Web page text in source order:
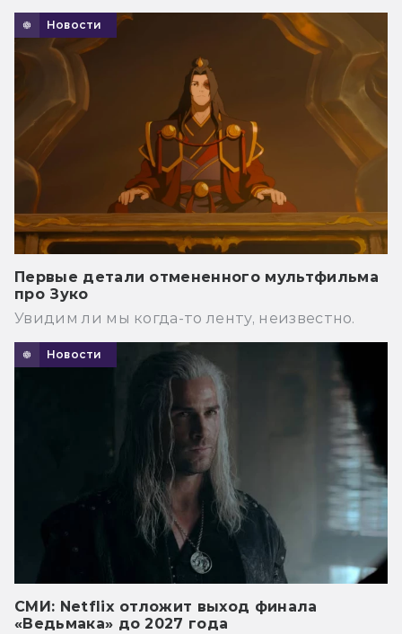
Новости
Первые детали отмененного мультфильма
про Зуко
Увидим ли мы когда-то ленту, неизвестно.
Новости
СМИ: Netflix отложит выход финала
«Ведьмака» до 2027 года